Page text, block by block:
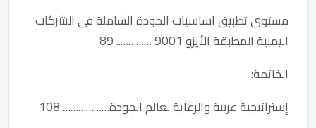
مستوى تطبيق اساسيات الجودة الشاملة فى الشركات
اليمنية المطبقة الأيزو 9001 ………….. 89
الخاتمة:
إستراتيجية عربية والرعاية لعالم الجودة……………… 108